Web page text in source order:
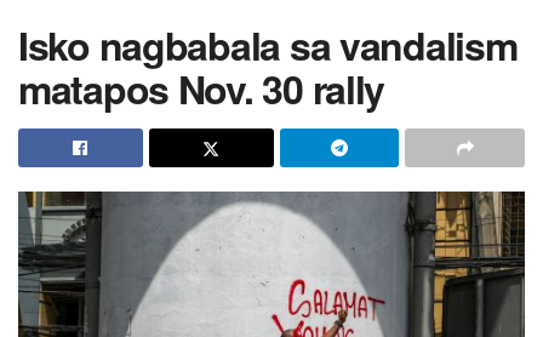
Isko nagbabala sa vandalism
matapos Nov. 30 rally